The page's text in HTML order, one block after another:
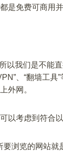
是免费可商用
以我们是不能
、“翻墙工
外网。
以考虑到符合以
要浏览的网站